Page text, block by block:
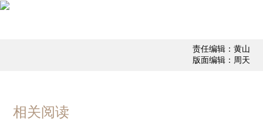
责任编辑：黄山
版面编辑：周天
相关阅读